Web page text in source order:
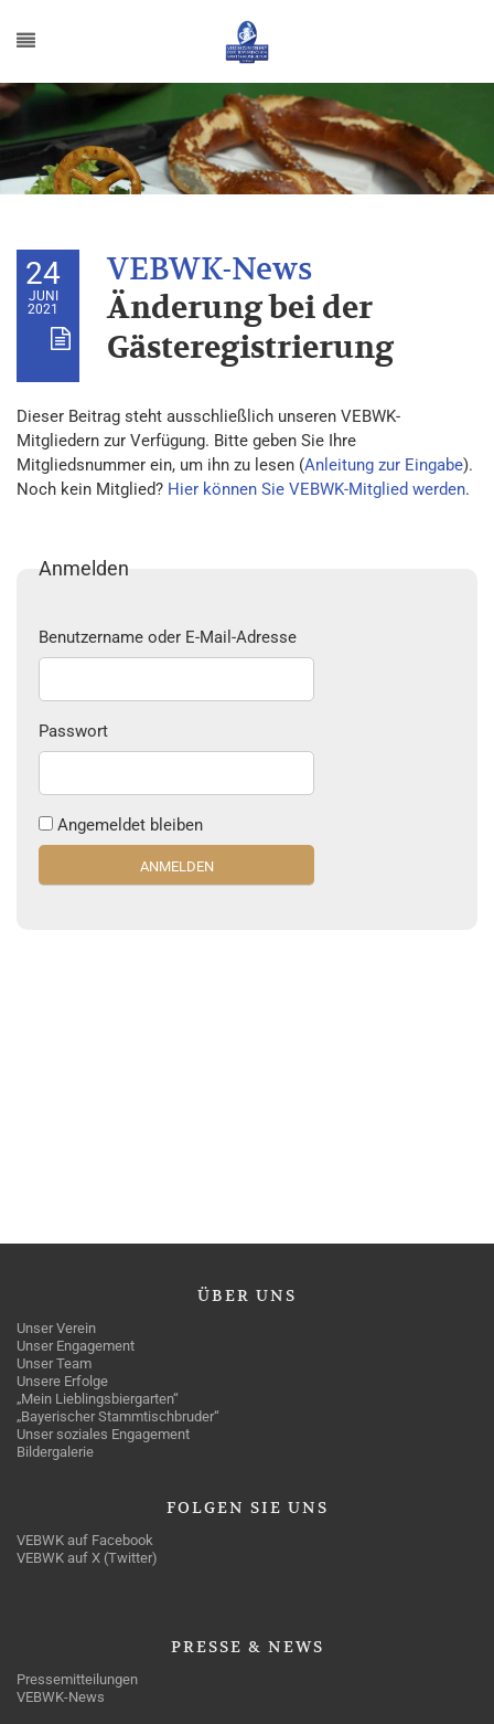
24
JUNI
2021
Änderung bei der
Gästeregistrierung
Dieser Beitrag steht ausschließlich unseren VEBWK-
Mitgliedern zur Verfügung. Bitte geben Sie Ihre
Mitgliedsnummer ein, um ihn zu lesen (Anleitung zur Eingabe).
Noch kein Mitglied? Hier können Sie VEBWK-Mitglied werden.
Anmelden
Benutzername oder E-Mail-Adresse
Passwort
Angemeldet bleiben
ÜBER UNS
Unser Verein
Unser Engagement
Unser Team
Unsere Erfolge
„Mein Lieblingsbiergarten“
„Bayerischer Stammtischbruder“
Unser soziales Engagement
Bildergalerie
FOLGEN SIE UNS
VEBWK auf Facebook
VEBWK auf X (Twitter)
PRESSE & NEWS
Pressemitteilungen
VEBWK-News